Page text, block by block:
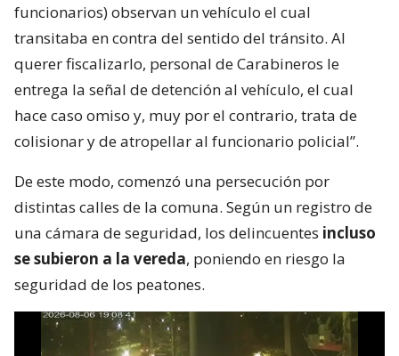
funcionarios) observan un vehículo el cual
transitaba en contra del sentido del tránsito. Al
querer fiscalizarlo, personal de Carabineros le
entrega la señal de detención al vehículo, el cual
hace caso omiso y, muy por el contrario, trata de
colisionar y de atropellar al funcionario policial”.
De este modo, comenzó una persecución por
distintas calles de la comuna. Según un registro de
una cámara de seguridad, los delincuentes incluso
se subieron a la vereda, poniendo en riesgo la
seguridad de los peatones.